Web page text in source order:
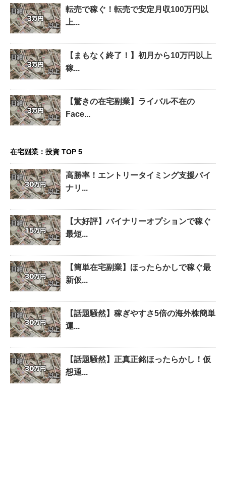
転売で稼ぐ！転売で安定月収100万円以
上...
【まもなく終了！】初月から10万円以上
稼...
【驚きの在宅副業】ライバル不在の
Face...
在宅副業：投資 TOP 5
高勝率！エントリータイミング支援バイ
ナリ...
【大好評】バイナリーオプションで稼ぐ
最短...
【簡単在宅副業】ほったらかしで稼ぐ最
新仮...
【話題騒然】稼ぎやすさ5倍の海外株簡単
運...
【話題騒然】正真正銘ほったらかし！仮
想通...